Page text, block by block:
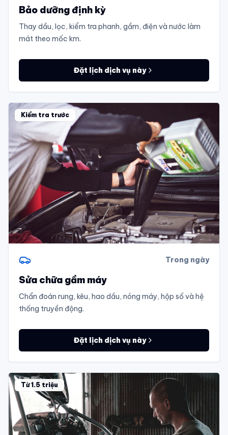
Bảo dưỡng định kỳ
Thay dầu, lọc, kiểm tra phanh, gầm, điện và nước làm
mát theo mốc km.
Đặt lịch dịch vụ này
Kiểm tra trước
Trong ngày
Sửa chữa gầm máy
Chẩn đoán rung, kêu, hao dầu, nóng máy, hộp số và hệ
thống truyền động.
Đặt lịch dịch vụ này
Từ 1.5 triệu